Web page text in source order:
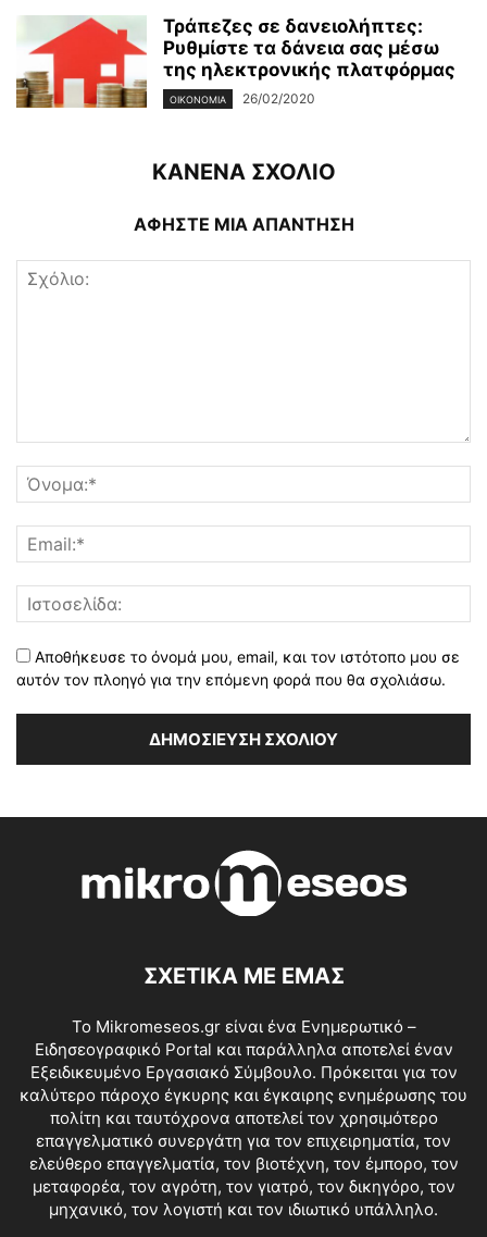
Τράπεζες σε δανειολήπτες:
Ρυθμίστε τα δάνεια σας μέσω
της ηλεκτρονικής πλατφόρμας
ΟΙΚΟΝΟΜΊΑ 26/02/2020
ΚΑΝΕΝΑ ΣΧΟΛΙΟ
ΑΦΗΣΤΕ ΜΙΑ ΑΠΑΝΤΗΣΗ
Αποθήκευσε το όνομά μου, email, και τον ιστότοπο μου σε
αυτόν τον πλοηγό για την επόμενη φορά που θα σχολιάσω.
ΣΧΕΤΙΚΑ ΜΕ ΕΜΑΣ
Το Mikromeseos.gr είναι ένα Ενημερωτικό –
Ειδησεογραφικό Portal και παράλληλα αποτελεί έναν
Εξειδικευμένο Εργασιακό Σύμβουλο. Πρόκειται για τον
καλύτερο πάροχο έγκυρης και έγκαιρης ενημέρωσης του
πολίτη και ταυτόχρονα αποτελεί τον χρησιμότερο
επαγγελματικό συνεργάτη για τον επιχειρηματία, τον
ελεύθερο επαγγελματία, τον βιοτέχνη, τον έμπορο, τον
μεταφορέα, τον αγρότη, τον γιατρό, τον δικηγόρο, τον
μηχανικό, τον λογιστή και τον ιδιωτικό υπάλληλο.